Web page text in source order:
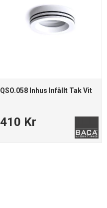
QSO.058 Inhus Infällt Tak Vit
410 Kr